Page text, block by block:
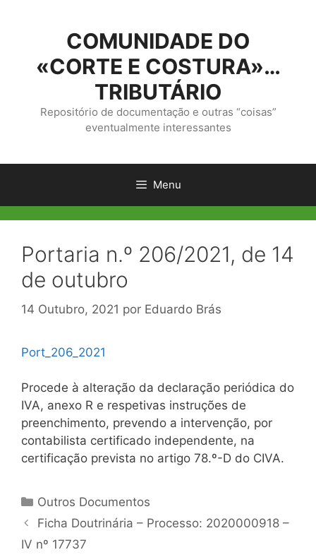
conteúdo
COMUNIDADE DO
«CORTE E COSTURA»…
TRIBUTÁRIO
Repositório de documentação e outras “coisas”
eventualmente interessantes
Menu
Portaria n.º 206/2021, de 14
de outubro
14 Outubro, 2021 por Eduardo Brás
Port_206_2021
Procede à alteração da declaração periódica do
IVA, anexo R e respetivas instruções de
preenchimento, prevendo a intervenção, por
contabilista certificado independente, na
certificação prevista no artigo 78.º-D do CIVA.
Categorias
Outros Documentos
Navegação
de
Ficha Doutrinária – Processo: 2020000918 –
IV nº 17737